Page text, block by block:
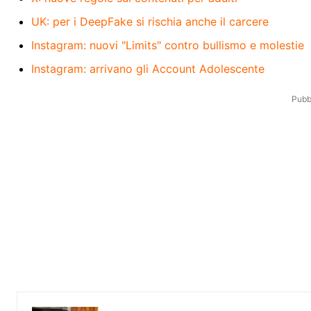
UK: per i DeepFake si rischia anche il carcere
Instagram: nuovi "Limits" contro bullismo e molestie
Instagram: arrivano gli Account Adolescente